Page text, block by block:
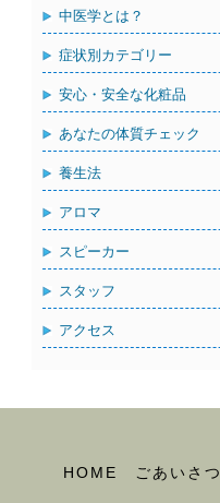
中医学とは？
症状別カテゴリー
安心・安全な化粧品
あなたの体質チェック
養生法
アロマ
スピーカー
スタッフ
アクセス
HOME ごあいさつ